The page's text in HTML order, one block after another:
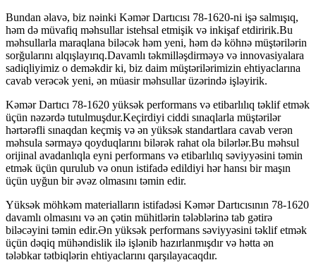
Bundan əlavə, biz nəinki Kəmər Dartıcısı 78-1620-ni işə salmışıq,
həm də müvafiq məhsullar istehsal etmişik və inkişaf etdiririk.Bu
məhsullarla maraqlana biləcək həm yeni, həm də köhnə müştərilərin
sorğularını alqışlayırıq.Davamlı təkmilləşdirməyə və innovasiyalara
sadiqliyimiz o deməkdir ki, biz daim müştərilərimizin ehtiyaclarına
cavab verəcək yeni, ən müasir məhsullar üzərində işləyirik.
Kəmər Dartıcı 78-1620 yüksək performans və etibarlılıq təklif etmək
üçün nəzərdə tutulmuşdur.Keçirdiyi ciddi sınaqlarla müştərilər
hərtərəfli sınaqdan keçmiş və ən yüksək standartlara cavab verən
məhsula sərmayə qoyduqlarını bilərək rahat ola bilərlər.Bu məhsul
orijinal avadanlıqla eyni performans və etibarlılıq səviyyəsini təmin
etmək üçün qurulub və onun istifadə edildiyi hər hansı bir maşın
üçün uyğun bir əvəz olmasını təmin edir.
Yüksək möhkəm materialların istifadəsi Kəmər Dartıcısının 78-1620
davamlı olmasını və ən çətin mühitlərin tələblərinə tab gətirə
biləcəyini təmin edir.Ən yüksək performans səviyyəsini təklif etmək
üçün dəqiq mühəndislik ilə işlənib hazırlanmışdır və hətta ən
tələbkar tətbiqlərin ehtiyaclarını qarşılayacaqdır.